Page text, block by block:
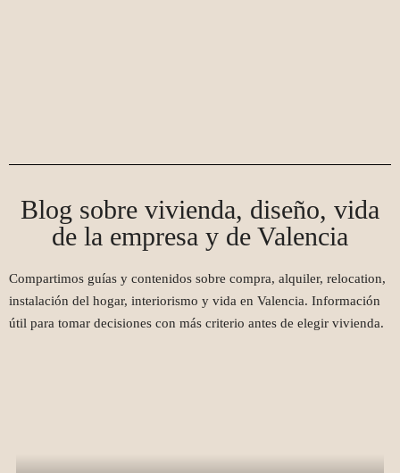
Blog sobre vivienda, diseño, vida
de la empresa y de Valencia
Compartimos guías y contenidos sobre compra, alquiler, relocation,
instalación del hogar, interiorismo y vida en Valencia. Información
útil para tomar decisiones con más criterio antes de elegir vivienda.